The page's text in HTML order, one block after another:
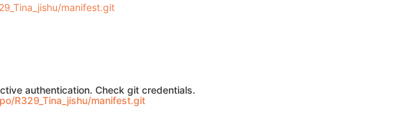
manifest.git
authentication. Check git credentials.
R329_Tina_jishu/manifest.git